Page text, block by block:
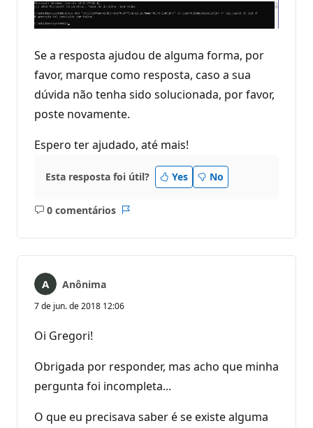
Se a resposta ajudou de alguma forma, por
favor, marque como resposta, caso a sua
dúvida não tenha sido solucionada, por favor,
poste novamente.
Espero ter ajudado, até mais!
Esta resposta foi útil? Yes No
0 comentários
Sem
Anônima
7 de jun. de 2018 12:06
Oi Gregori!
Obrigada por responder, mas acho que minha
pergunta foi incompleta...
O que eu precisava saber é se existe alguma